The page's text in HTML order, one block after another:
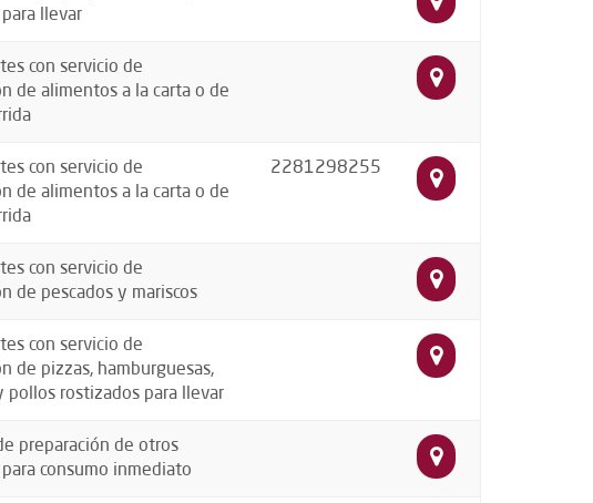
llevar
con servicio de
de alimentos a la carta o de
con servicio de
de alimentos a la carta o de
2281298255
con servicio de
de pescados y mariscos
con servicio de
de pizzas, hamburguesas,
pollos rostizados para llevar
preparación de otros
consumo inmediato